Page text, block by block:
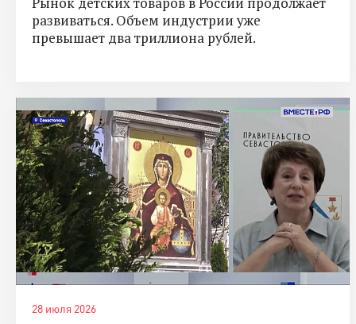
развиваться. Объем индустрии уже
превышает два триллиона рублей.
28 июля 2026